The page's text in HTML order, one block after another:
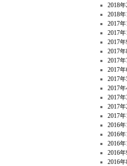
2018年
2018年
2017年
2017年
2017年
2017年
2017年
2017年
2017年
2017年
2017年
2017年
2017年
2016年
2016年
2016年
2016年
2016年